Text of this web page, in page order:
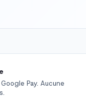
Pay. Aucune